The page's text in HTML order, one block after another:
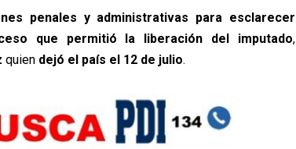
penales y administrativas para esclarecer
que permitió la liberación del imputado,
quien dejó el país el 12 de julio.